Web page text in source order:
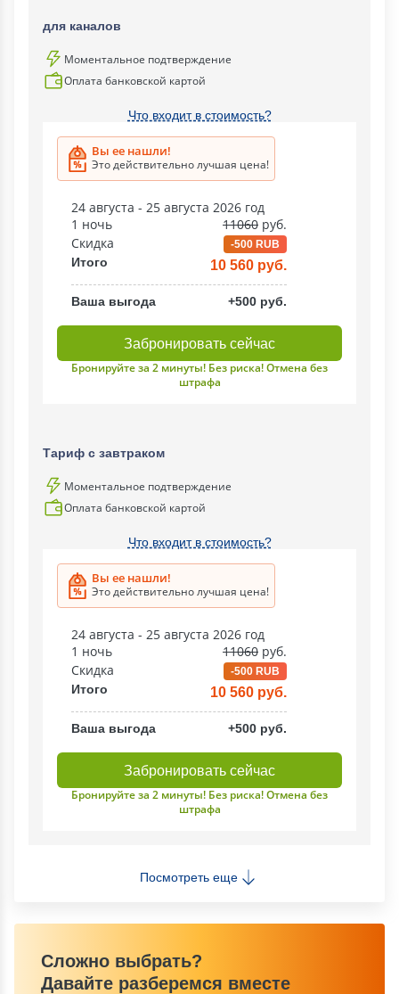
для каналов
Моментальное подтверждение
Оплата банковской картой
Что входит в стоимость?
Вы ее нашли!
Это действительно лучшая цена!
24 августа - 25 августа 2026 год
1 ночь
11060 руб.
Скидка
-500 RUB
Итого 10 560 руб.
Ваша выгода +500 руб.
Забронировать сейчас
Бронируйте за 2 минуты! Без риска! Отмена без
штрафа
Тариф с завтраком
Моментальное подтверждение
Оплата банковской картой
Что входит в стоимость?
Вы ее нашли!
Это действительно лучшая цена!
24 августа - 25 августа 2026 год
1 ночь
11060 руб.
Скидка
-500 RUB
Итого 10 560 руб.
Ваша выгода +500 руб.
Забронировать сейчас
Бронируйте за 2 минуты! Без риска! Отмена без
штрафа
Посмотреть еще
Сложно выбрать?
Давайте разберемся вместе